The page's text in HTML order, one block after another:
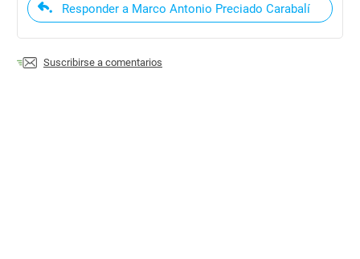
Responder a Marco Antonio Preciado Carabalí
Suscribirse a comentarios